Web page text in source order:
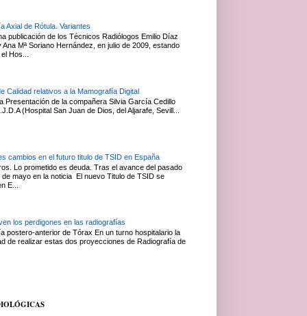
Axial de Rótula. Variantes
publicación de los Técnicos Radiólogos Emilio Díaz
Ana Mª Soriano Hernández, en julio de 2009, estando
Hos...
Calidad relativos a la Mamografía Digital
Presentación de la compañera Silvia García Cedillo
(Hospital San Juan de Dios, del Aljarafe, Sevill...
cambios en el futuro titulo de TSID en España
Lo prometido es deuda. Tras el avance del pasado
de mayo en la noticia El nuevo Titulo de TSID se
E...
los perdigones en las radiografías
postero-anterior de Tórax En un turno hospitalario la
de realizar estas dos proyecciones de Radiografía de